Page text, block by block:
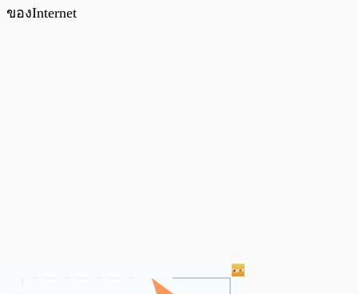
ของInternet